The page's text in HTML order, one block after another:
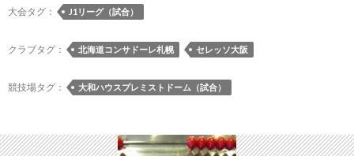
グ
大会タグ： J1リーグ（試合）
クラブタグ： 北海道コンサドーレ札幌 セレッソ大阪
競技場タグ： 大和ハウスプレミストドーム（試合）